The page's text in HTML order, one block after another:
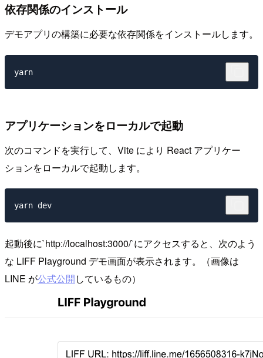
依存関係のインストール
デモアプリの構築に必要な依存関係をインストールします。
アプリケーションをローカルで起動
次のコマンドを実行して、Vite により React アプリケー
ションをローカルで起動します。
起動後に`http://localhost:3000/`にアクセスすると、次のよう
な LIFF Playground デモ画面が表示されます。（画像は
LINE が公式公開しているもの）